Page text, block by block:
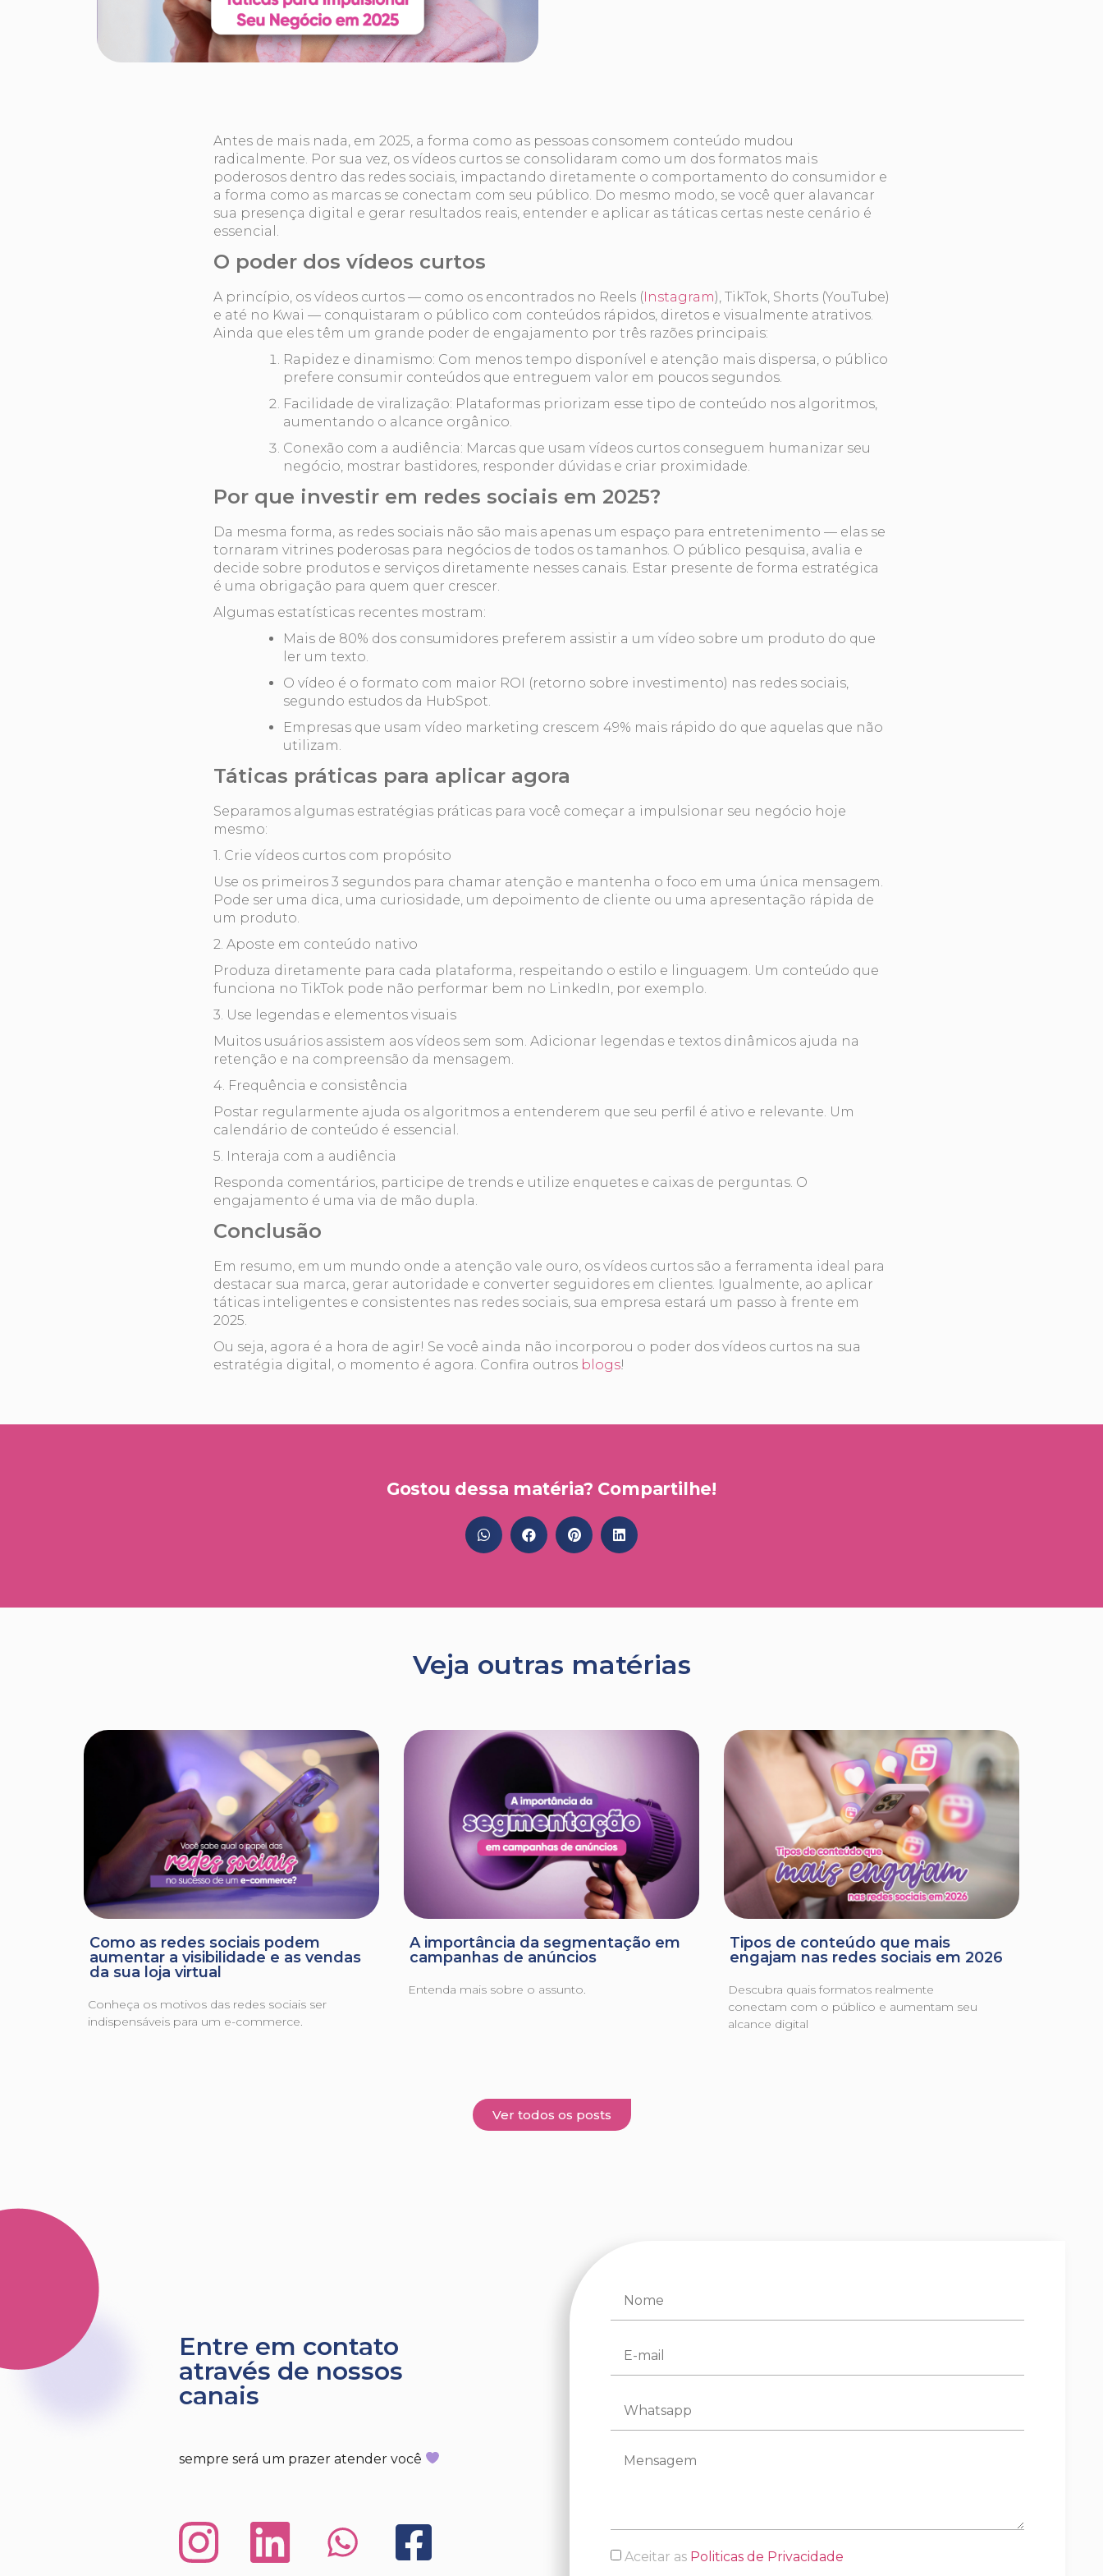
Antes de mais nada, em 2025, a forma como as pessoas consomem conteúdo mudou
radicalmente. Por sua vez, os vídeos curtos se consolidaram como um dos formatos mais
poderosos dentro das redes sociais, impactando diretamente o comportamento do consumidor e
a forma como as marcas se conectam com seu público. Do mesmo modo, se você quer alavancar
sua presença digital e gerar resultados reais, entender e aplicar as táticas certas neste cenário é
essencial.
O poder dos vídeos curtos
A princípio, os vídeos curtos — como os encontrados no Reels ( Instagram), TikTok, Shorts (YouTube)
e até no Kwai — conquistaram o público com conteúdos rápidos, diretos e visualmente atrativos.
Ainda que eles têm um grande poder de engajamento por três razões principais:
Rapidez e dinamismo: Com menos tempo disponível e atenção mais dispersa, o público
prefere consumir conteúdos que entreguem valor em poucos segundos.
Facilidade de viralização: Plataformas priorizam esse tipo de conteúdo nos algoritmos,
aumentando o alcance orgânico.
Conexão com a audiência: Marcas que usam vídeos curtos conseguem humanizar seu
negócio, mostrar bastidores, responder dúvidas e criar proximidade.
Por que investir em redes sociais em 2025?
Da mesma forma, as redes sociais não são mais apenas um espaço para entretenimento — elas se
tornaram vitrines poderosas para negócios de todos os tamanhos. O público pesquisa, avalia e
decide sobre produtos e serviços diretamente nesses canais. Estar presente de forma estratégica
é uma obrigação para quem quer crescer.
Algumas estatísticas recentes mostram:
Mais de 80% dos consumidores preferem assistir a um vídeo sobre um produto do que
ler um texto.
O vídeo é o formato com maior ROI (retorno sobre investimento) nas redes sociais,
segundo estudos da HubSpot.
Empresas que usam vídeo marketing crescem 49% mais rápido do que aquelas que não
utilizam.
Táticas práticas para aplicar agora
Separamos algumas estratégias práticas para você começar a impulsionar seu negócio hoje
mesmo:
1. Crie vídeos curtos com propósito
Use os primeiros 3 segundos para chamar atenção e mantenha o foco em uma única mensagem.
Pode ser uma dica, uma curiosidade, um depoimento de cliente ou uma apresentação rápida de
um produto.
2. Aposte em conteúdo nativo
Produza diretamente para cada plataforma, respeitando o estilo e linguagem. Um conteúdo que
funciona no TikTok pode não performar bem no LinkedIn, por exemplo.
3. Use legendas e elementos visuais
Muitos usuários assistem aos vídeos sem som. Adicionar legendas e textos dinâmicos ajuda na
retenção e na compreensão da mensagem.
4. Frequência e consistência
Postar regularmente ajuda os algoritmos a entenderem que seu perfil é ativo e relevante. Um
calendário de conteúdo é essencial.
5. Interaja com a audiência
Responda comentários, participe de trends e utilize enquetes e caixas de perguntas. O
engajamento é uma via de mão dupla.
Conclusão
Em resumo, em um mundo onde a atenção vale ouro, os vídeos curtos são a ferramenta ideal para
destacar sua marca, gerar autoridade e converter seguidores em clientes. Igualmente, ao aplicar
táticas inteligentes e consistentes nas redes sociais, sua empresa estará um passo à frente em
2025.
Ou seja, agora é a hora de agir! Se você ainda não incorporou o poder dos vídeos curtos na sua
estratégia digital, o momento é agora. Confira outros blogs!
Gostou dessa matéria? Compartilhe!
Veja outras matérias
Como as redes sociais podem
aumentar a visibilidade e as vendas
da sua loja virtual
Conheça os motivos das redes sociais ser
indispensáveis para um e-commerce.
A importância da segmentação em
campanhas de anúncios
Entenda mais sobre o assunto.
Tipos de conteúdo que mais
engajam nas redes sociais em 2026
Descubra quais formatos realmente
conectam com o público e aumentam seu
alcance digital
Ver todos os posts
Entre em contato
através de nossos
canais
sempre será um prazer atender você
Aceitar as Politicas de Privacidade